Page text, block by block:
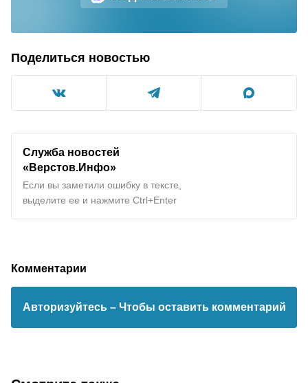
Поделиться новостью
Служба новостей
«Верстов.Инфо»
Если вы заметили ошибку в тексте,
выделите ее и нажмите Ctrl+Enter
Комментарии
Авторизуйтесь – Чтобы оставить комментарий